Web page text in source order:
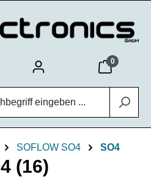
0
SOFLOW SO4 SO4
(16)